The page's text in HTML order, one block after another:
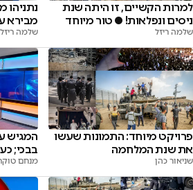
למרות הקשיים, זו היתה שנת
ניסים ונפלאות! ● טור מיוחד
שלמה ריזל
נתניהו
מבירא
שלמה ריזל
פרויקט מיוחד: התמונות שעשו
את שנת המלחמה
שניאור כהן
המגיש
בבכי;
מנחם